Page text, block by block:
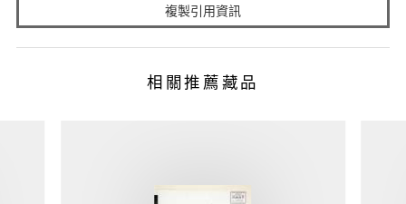
複製引用資訊
相關推薦藏品